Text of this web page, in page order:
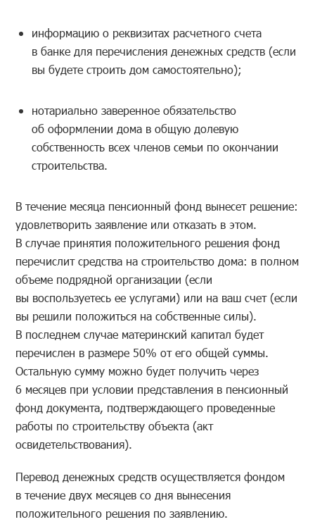
информацию о реквизитах расчетного счета
в банке для перечисления денежных средств (если
вы будете строить дом самостоятельно);
нотариально заверенное обязательство
об оформлении дома в общую долевую
собственность всех членов семьи по окончании
строительства.
В течение месяца пенсионный фонд вынесет решение:
удовлетворить заявление или отказать в этом.
В случае принятия положительного решения фонд
перечислит средства на строительство дома: в полном
объеме подрядной организации (если
вы воспользуетесь ее услугами) или на ваш счет (если
вы решили положиться на собственные силы).
В последнем случае материнский капитал будет
перечислен в размере 50% от его общей суммы.
Остальную сумму можно будет получить через
6 месяцев при условии представления в пенсионный
фонд документа, подтверждающего проведенные
работы по строительству объекта (акт
освидетельствования).
Перевод денежных средств осуществляется фондом
в течение двух месяцев со дня вынесения
положительного решения по заявлению.